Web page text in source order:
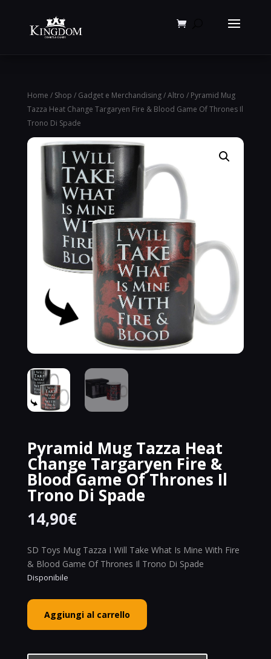
Home / Shop / Gadget e Merchandising/Altro / Pyramid Mug
Tazza Heat Change Targaryen Fire & Blood Game Of Thrones Il
Trono Di Spade
Pyramid Mug Tazza Heat
Change Targaryen Fire &
Blood Game Of Thrones Il
Trono Di Spade
14,90€
SD Toys Mug Tazza I Will Take What Is Mine With Fire
& Blood Game Of Thrones Il Trono Di Spade
Disponibile
Pyramid
Tazza
Aggiungi al carrello